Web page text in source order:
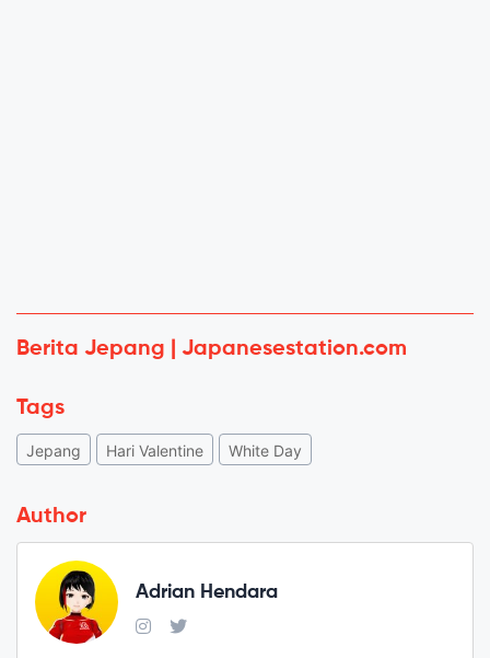
Berita Jepang | Japanesestation.com
Tags
Jepang Hari Valentine White Day
Author
Adrian Hendara